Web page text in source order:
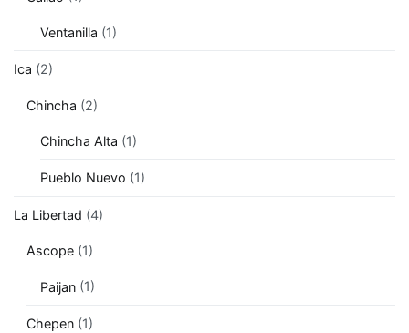
Ventanilla (1)
Ica (2)
Chincha (2)
Chincha Alta (1)
Pueblo Nuevo (1)
La Libertad (4)
Ascope (1)
Paijan(1)
Chepen (1)